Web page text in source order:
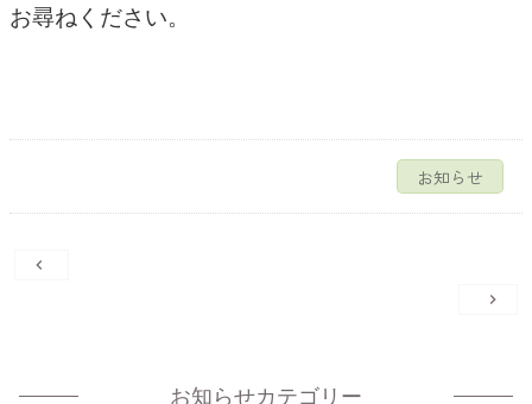
お尋ねください。
お知らせ
ゲ
お知らせカテゴリー